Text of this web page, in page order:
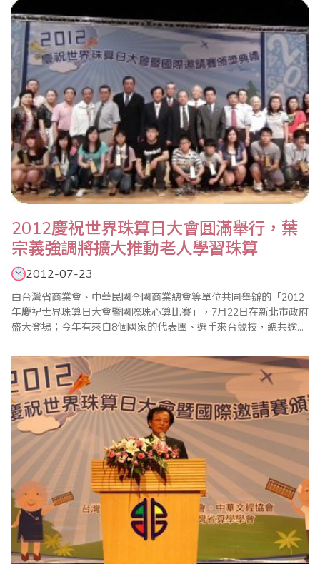
2012慶祝世界珠算日大會圓滿舉行，葉
宗義強調將擴大推動老人學習珠算
2012-07-23
由台灣省商業會、中華民國全國商業總會等單位共同舉辦的「2012
年慶祝世界珠算日大會暨國際珠心算比賽」，7月22日在新北市政府
盛大登場；今年有來自8個國家的代表團、選手來台競技，總共逾
長葉宗義(見左圖)致詞強調，珠算已成為每個人終身學習的有效工
具，省商會計畫進一步推動成立「台灣珠心算千人俱樂部」，以老
者為成員，藉以凸顯珠心算可以..